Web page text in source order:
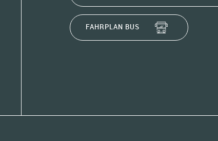
FAHRPLAN BUS